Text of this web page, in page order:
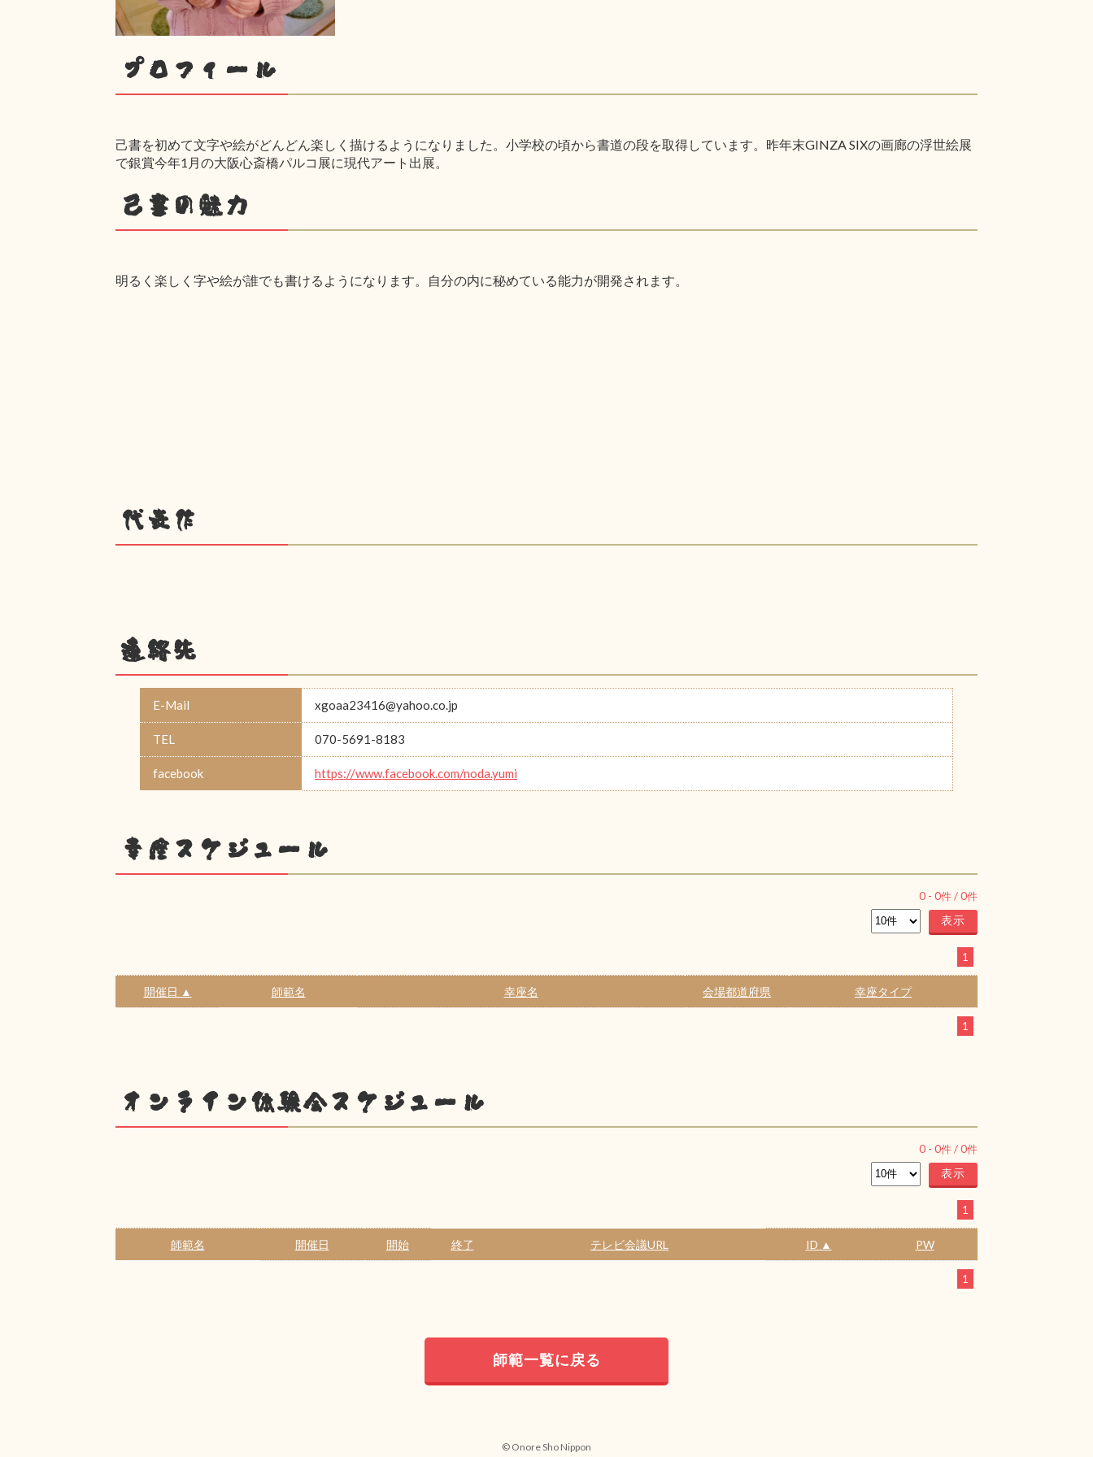
プロフィール
己書を初めて文字や絵がどんどん楽しく描けるようになりました。小学校の頃から書道の段を取得しています。昨年末GINZA SIXの画廊の浮世絵展
で銀賞今年1月の大阪心斎橋パルコ展に現代アート出展。
己書の魅力
明るく楽しく字や絵が誰でも書けるようになります。自分の内に秘めている能力が開発されます。
代表作
連絡先
E-Mail xgoaa23416@yahoo.co.jp
TEL 070-5691-8183
facebook https://www.facebook.com/noda.yumi
幸座スケジュール
0 - 0件 /0件
1
開催日 ▲ 師範名 幸座名 会場都道府県 幸座タイプ
1
オンライン体験会スケジュール
0 - 0件 /0件
1
師範名 開催日 開始 終了 テレビ会議URL ID ▲ PW
1
師範一覧に戻る
© Onore Sho Nippon